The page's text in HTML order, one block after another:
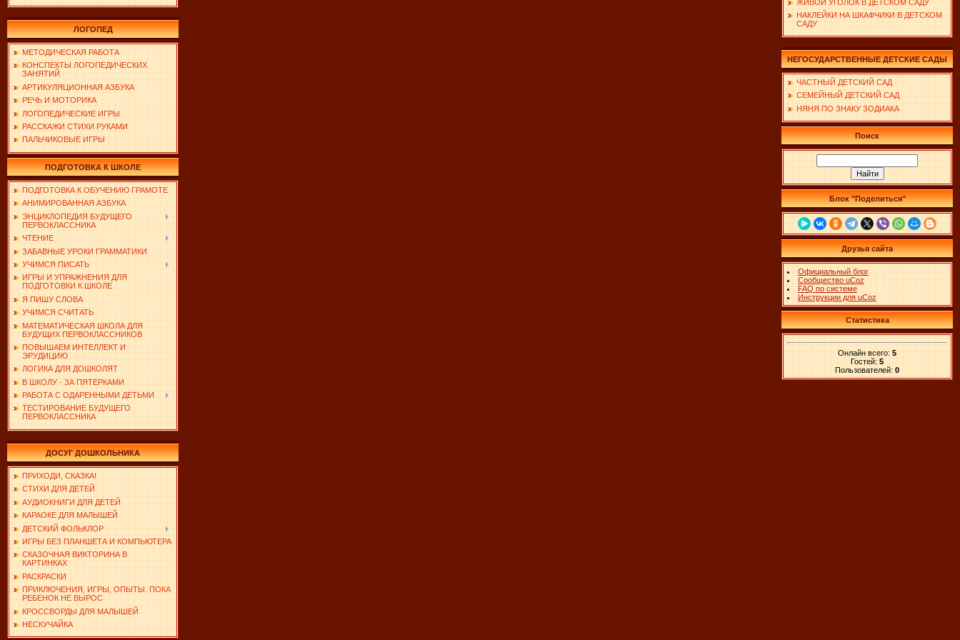
ЛОГОПЕД
МЕТОДИЧЕСКАЯ РАБОТА
КОНСПЕКТЫ ЛОГОПЕДИЧЕСКИХ
ЗАНЯТИЙ
АРТИКУЛЯЦИОННАЯ АЗБУКА
РЕЧЬ И МОТОРИКА
ЛОГОПЕДИЧЕСКИЕ ИГРЫ
РАССКАЖИ СТИХИ РУКАМИ
ПАЛЬЧИКОВЫЕ ИГРЫ
ПОДГОТОВКА К ШКОЛЕ
ПОДГОТОВКА К ОБУЧЕНИЮ ГРАМОТЕ
АНИМИРОВАННАЯ АЗБУКА
ЭНЦИКЛОПЕДИЯ БУДУЩЕГО
ПЕРВОКЛАССНИКА
ЧТЕНИЕ
ЗАБАВНЫЕ УРОКИ ГРАММАТИКИ
УЧИМСЯ ПИСАТЬ
ИГРЫ И УПРАЖНЕНИЯ ДЛЯ
ПОДГОТОВКИ К ШКОЛЕ
Я ПИШУ СЛОВА
УЧИМСЯ СЧИТАТЬ
МАТЕМАТИЧЕСКАЯ ШКОЛА ДЛЯ
БУДУЩИХ ПЕРВОКЛАССНИКОВ
ПОВЫШАЕМ ИНТЕЛЛЕКТ И
ЭРУДИЦИЮ
ЛОГИКА ДЛЯ ДОШКОЛЯТ
В ШКОЛУ - ЗА ПЯТЕРКАМИ
РАБОТА С ОДАРЕННЫМИ ДЕТЬМИ
ТЕСТИРОВАНИЕ БУДУЩЕГО
ПЕРВОКЛАССНИКА
ДОСУГ ДОШКОЛЬНИКА
ПРИХОДИ, СКАЗКА!
СТИХИ ДЛЯ ДЕТЕЙ
АУДИОКНИГИ ДЛЯ ДЕТЕЙ
КАРАОКЕ ДЛЯ МАЛЫШЕЙ
ДЕТСКИЙ ФОЛЬКЛОР
ИГРЫ БЕЗ ПЛАНШЕТА И КОМПЬЮТЕРА
СКАЗОЧНАЯ ВИКТОРИНА В
КАРТИНКАХ
РАСКРАСКИ
ПРИКЛЮЧЕНИЯ, ИГРЫ, ОПЫТЫ. ПОКА
РЕБЕНОК НЕ ВЫРОС
КРОССВОРДЫ ДЛЯ МАЛЫШЕЙ
НЕСКУЧАЙКА
ЖИВОЙ УГОЛОК В ДЕТСКОМ САДУ
НАКЛЕЙКИ НА ШКАФЧИКИ В ДЕТСКОМ
САДУ
НЕГОСУДАРСТВЕННЫЕ ДЕТСКИЕ САДЫ
ЧАСТНЫЙ ДЕТСКИЙ САД
СЕМЕЙНЫЙ ДЕТСКИЙ САД
НЯНЯ ПО ЗНАКУ ЗОДИАКА
Поиск
Блок "Поделиться"
Друзья сайта
Официальный блог
Сообщество uCoz
FAQ по системе
Инструкции для uCoz
Статистика
Онлайн всего: 5
Гостей: 5
Пользователей: 0